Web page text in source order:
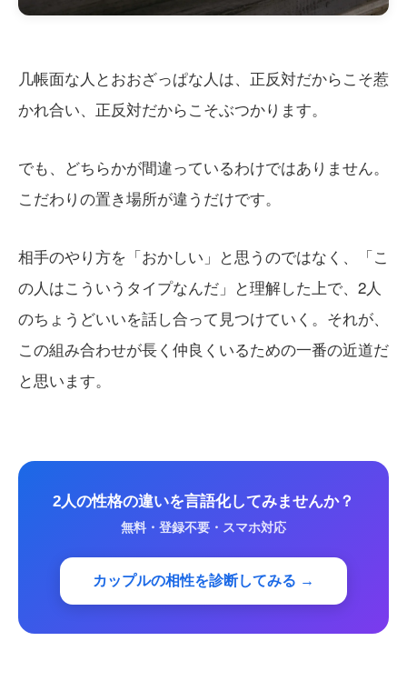
几帳面な人とおおざっぱな人は、正反対だからこそ惹
かれ合い、正反対だからこそぶつかります。
でも、どちらかが間違っているわけではありません。
こだわりの置き場所が違うだけです。
相手のやり方を「おかしい」と思うのではなく、「こ
の人はこういうタイプなんだ」と理解した上で、2人
のちょうどいいを話し合って見つけていく。それが、
この組み合わせが長く仲良くいるための一番の近道だ
と思います。
2人の性格の違いを言語化してみませんか？
無料・登録不要・スマホ対応
カップルの相性を診断してみる →